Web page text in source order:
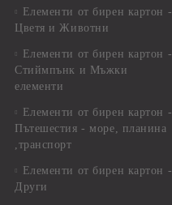
Елементи от бирен картон -
Цветя и Животни
Елементи от бирен картон -
Стиймпънк и Мъжки
елементи
Елементи от бирен картон -
Пътешестия - море, планина
,транспорт
Елементи от бирен картон -
Други